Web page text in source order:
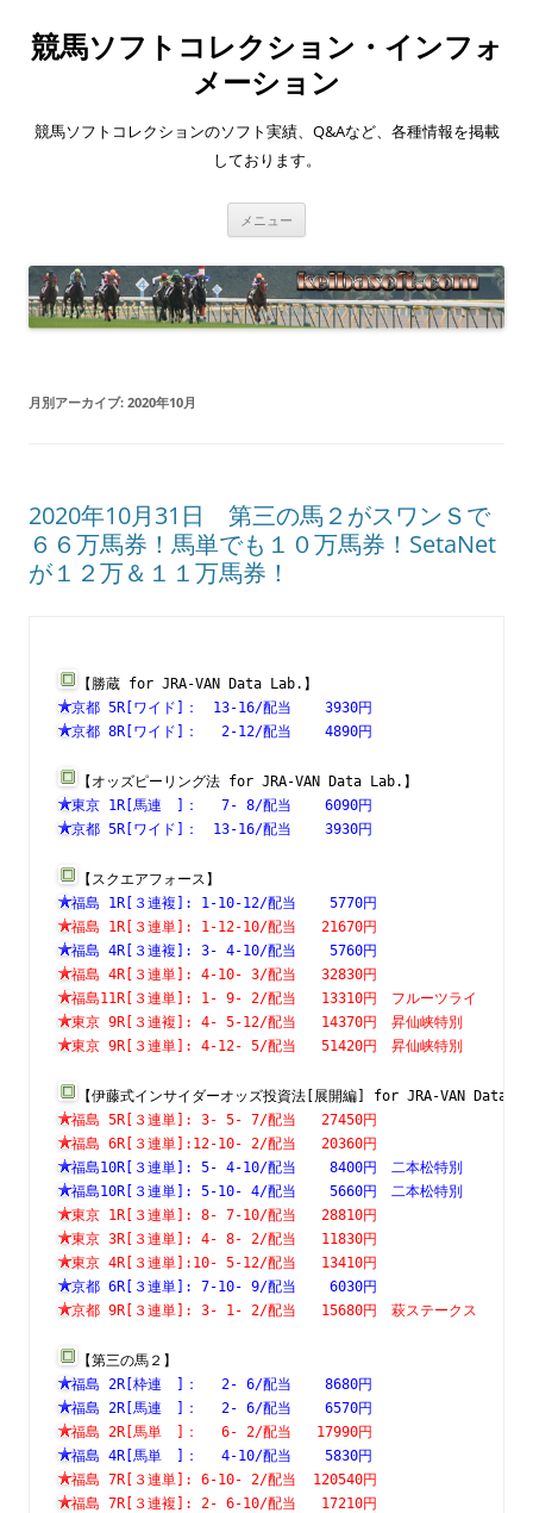
競馬ソフトコレクション・インフォ
メーション
競馬ソフトコレクションのソフト実績、Q&Aなど、各種情報を掲載
しております。
メニュー
ン
ツ
へ
ス
キ
月別アーカイブ: 2020年10月
2020年10月31日 第三の馬２がスワンＳで
６６万馬券！馬単でも１０万馬券！SetaNet
が１２万＆１１万馬券！
【勝蔵 for JRA-VAN Data Lab.】
京都 5R[ワイド]：　13-16/配当    3930円
京都 8R[ワイド]：　 2-12/配当    4890円
【オッズピーリング法 for JRA-VAN Data Lab.】
東京 1R[馬連　]：　 7- 8/配当    6090円
京都 5R[ワイド]：　13-16/配当    3930円
【スクエアフォース】
福島 1R[３連複]: 1-10-12/配当    5770円
福島 1R[３連単]: 1-12-10/配当   21670円
福島 4R[３連複]: 3- 4-10/配当    5760円
福島 4R[３連単]: 4-10- 3/配当   32830円
福島11R[３連単]: 1- 9- 2/配当   13310円　フルーツライ
東京 9R[３連複]: 4- 5-12/配当   14370円　昇仙峡特別
東京 9R[３連単]: 4-12- 5/配当   51420円　昇仙峡特別
【伊藤式インサイダーオッズ投資法[展開編] for JRA-VAN Data
福島 5R[３連単]: 3- 5- 7/配当   27450円
福島 6R[３連単]:12-10- 2/配当   20360円
福島10R[３連単]: 5- 4-10/配当    8400円　二本松特別
福島10R[３連単]: 5-10- 4/配当    5660円　二本松特別
東京 1R[３連単]: 8- 7-10/配当   28810円
東京 3R[３連単]: 4- 8- 2/配当   11830円
東京 4R[３連単]:10- 5-12/配当   13410円
京都 6R[３連単]: 7-10- 9/配当    6030円
京都 9R[３連単]: 3- 1- 2/配当   15680円　萩ステークス
【第三の馬２】
福島 2R[枠連　]：　 2- 6/配当    8680円
福島 2R[馬連　]：　 2- 6/配当    6570円
福島 2R[馬単　]：　 6- 2/配当   17990円
福島 4R[馬単　]：　 4-10/配当    5830円
福島 7R[３連単]: 6-10- 2/配当  120540円
福島 7R[３連複]: 2- 6-10/配当   17210円